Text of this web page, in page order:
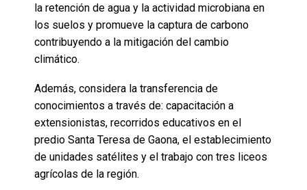
la retención de agua y la actividad microbiana en
los suelos y promueve la captura de carbono
contribuyendo a la mitigación del cambio
climático.
Además, considera la transferencia de
conocimientos a través de: capacitación a
extensionistas, recorridos educativos en el
predio Santa Teresa de Gaona, el establecimiento
de unidades satélites y el trabajo con tres liceos
agrícolas de la región.